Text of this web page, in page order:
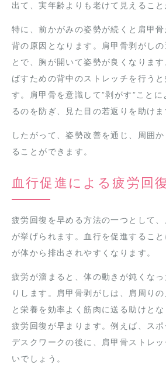
出て、実年齢よりも老けて見えること
特に、前かがみの姿勢が続くと肩甲
背の原因となります。肩甲骨剥がしの
とで、胸が開いて姿勢が良くなりま
ばすための背中のストレッチを行う
す。肩甲骨を意識して”剥がす”こと
るのを防ぎ、見た目の若返りを助けま
したがって、姿勢改善を通じ、周囲
ることができます。
血行促進による疲労回復
疲労回復を早める方法の一つとして
が挙げられます。血行を促進するこ
が体から排出されやすくなります。
疲労が溜まると、体の動きが鈍くな
りします。肩甲骨剥がしは、肩周り
と栄養を効率よく筋肉に送る助けとな
疲労回復が早まります。例えば、ス
デスクワークの後に、肩甲骨ストレ
いでしょう。